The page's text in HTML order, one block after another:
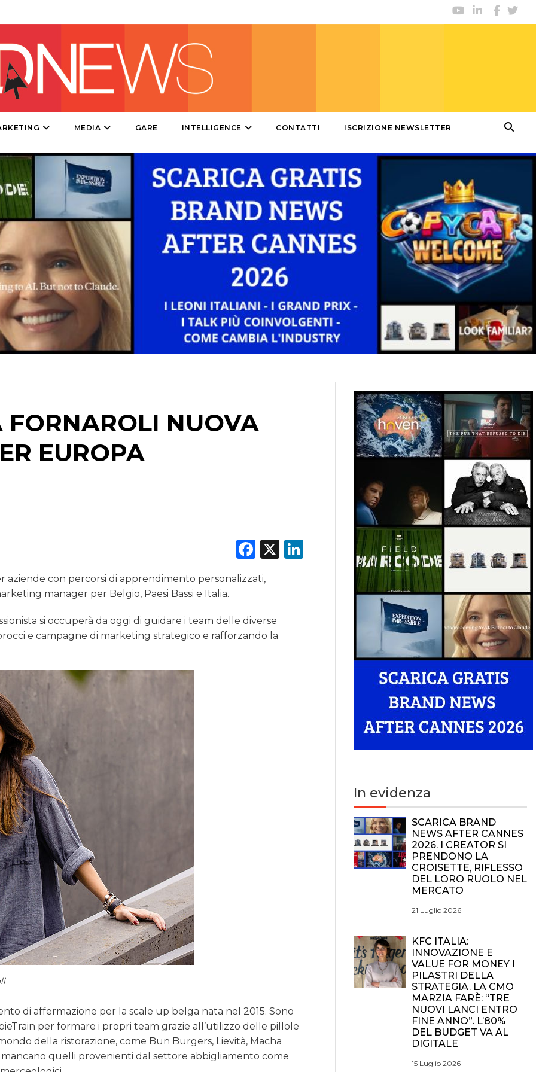
DESIGN
PUNTI VENDITA
CSR
STRATEGIE
CINEMA
DATI
RICERCHE
NORMATIVE
CASE HISTORY
OPINIONI
MEDIA GARE INTELLIGENCE CONTATTI ISCRIZIONE NEWSLETTER
NUOVA
EUROPA
Facebook
X LinkedIn
con percorsi di apprendimento personalizzati,
manager per Belgio, Paesi Bassi e Italia.
si occuperà da oggi di guidare i team delle diverse
e campagne di marketing strategico e rafforzando la
di affermazione per la scale up belga nata nel 2015. Sono
per formare i propri team grazie all’utilizzo delle pillole
della ristorazione, come Bun Burgers, Lievità, Macha
quelli provenienti dal settore abbigliamento come
In evidenza
SCARICA BRAND
NEWS AFTER CANNES
2026. I CREATOR SI
PRENDONO LA
CROISETTE, RIFLESSO
DEL LORO RUOLO NEL
MERCATO
21 Luglio 2026
KFC ITALIA:
INNOVAZIONE E
VALUE FOR MONEY I
PILASTRI DELLA
STRATEGIA. LA CMO
MARZIA FARÈ: “TRE
NUOVI LANCI ENTRO
FINE ANNO”. L’80%
DEL BUDGET VA AL
DIGITALE
15 Luglio 2026